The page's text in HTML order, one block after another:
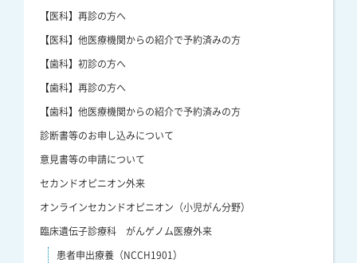
【医科】再診の方へ
【医科】他医療機関からの紹介で予約済みの方
【歯科】初診の方へ
【歯科】再診の方へ
【歯科】他医療機関からの紹介で予約済みの方
診断書等のお申し込みについて
意見書等の申請について
セカンドオピニオン外来
オンラインセカンドオピニオン（小児がん分野）
臨床遺伝子診療科 がんゲノム医療外来
患者申出療養（NCCH1901）